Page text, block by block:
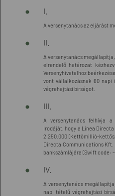
I.
A versenytanács az eljárást
II.
A versenytanács
elrendelő határozat
Versenyhivatalhoz
vont vállalkozásnak 60
végrehajtási bírságot.
III.
A versenytanács felhívja a
Irodáját, hogy a Linea
2.250.000 (Kettőmillió-
Directa Communications Kft.
bankszámlájára (Swift code:
IV.
A versenytanács
napi tételű végrehajtási